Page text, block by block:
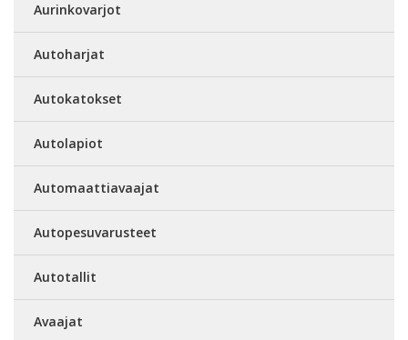
Aurinkovarjot
Autoharjat
Autokatokset
Autolapiot
Automaattiavaajat
Autopesuvarusteet
Autotallit
Avaajat